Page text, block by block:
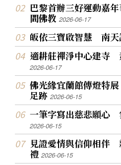
巴黎首辦三好運動嘉
間佛教2026-06-17
皈依三寶啟智慧 南
適耕莊禪淨中心建寺
2026-06-17
佛光緣宜蘭館傳燈特
足跡2026-06-15
一筆字寫出慈悲願心
2026-06-15
見證愛情與信仰相伴
禮2026-06-15